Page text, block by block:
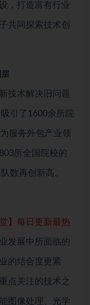
，打造富有行业
共同探索技术创
层
技术解决旧问题
引了1600余所院
服务外包产业领
所全国院校的
数再创新高。
】每日更新最热
发展中所面临的
的结合度更紧
点关注的技术之
图像处理、光学